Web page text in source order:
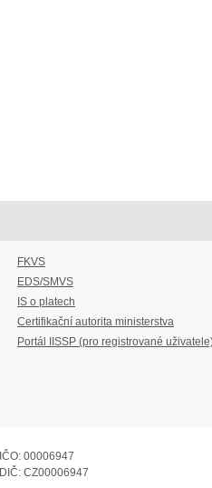
FKVS
EDS/SMVS
IS o platech
Certifikační autorita ministerstva
Portál IISSP (pro registrované
IČO: 00006947
DIČ: CZ00006947